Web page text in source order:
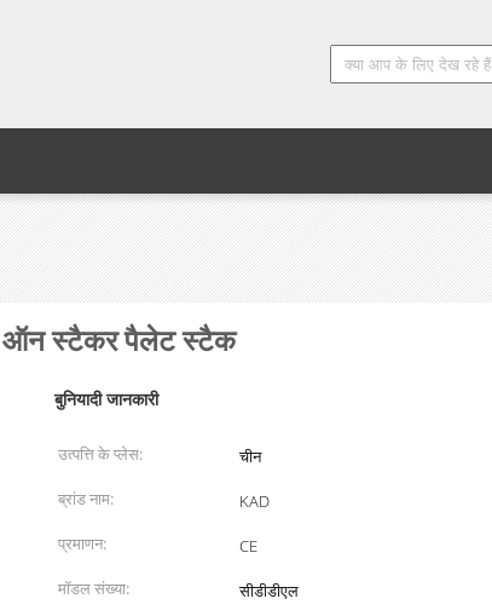
ऑन स्टैकर पैलेट स्टैक
बुनियादी जानकारी
उत्पत्ति के प्लेस:
चीन
ब्रांड नाम:
KAD
प्रमाणन:
CE
मॉडल संख्या:
सीडीडीएल